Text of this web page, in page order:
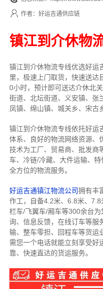
作者：好运吉通供应链
镇江到介休物
镇江到介休物流专线优选好运
里， 极速上门取货，快速送达
0小时，预计即可送达介休北
街道、北坛街道、义安镇、张
凤镇、绵山镇、城关乡、宋古
镇江到介休物流专线依托好运
体系、良好的物流网络资源、
技术为工厂、贸易商、批发商
车、冷链/冷藏、大件运输、
全方位的物流服务。
好运吉通镇江物流公司拥有丰
作工，自备4.2米、6.8米、
栏车/飞翼车/厢车等300余台为
询、信息反馈，在线订车等服
输、整车零担、回程车等货运
需您一个电话就能立刻享受好
靠、快速直达的货运服务。